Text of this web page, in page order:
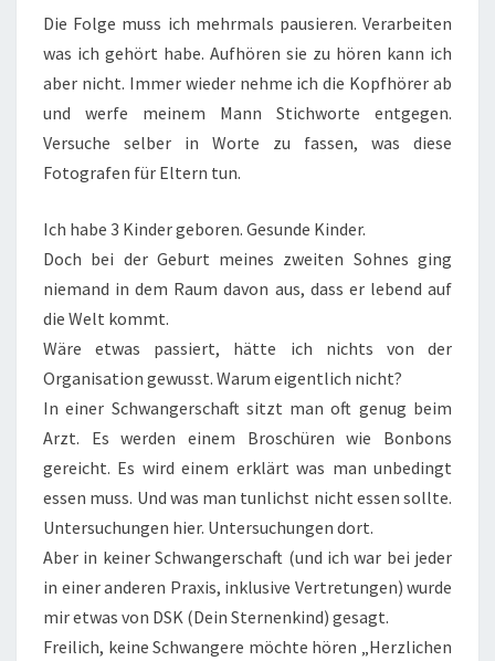
Die Folge muss ich mehrmals pausieren. Verarbeiten
was ich gehört habe. Aufhören sie zu hören kann ich
aber nicht. Immer wieder nehme ich die Kopfhörer ab
und werfe meinem Mann Stichworte entgegen.
Versuche selber in Worte zu fassen, was diese
Fotografen für Eltern tun.
Ich habe 3 Kinder geboren. Gesunde Kinder.
Doch bei der Geburt meines zweiten Sohnes ging
niemand in dem Raum davon aus, dass er lebend auf
die Welt kommt.
Wäre etwas passiert, hätte ich nichts von der
Organisation gewusst. Warum eigentlich nicht?
In einer Schwangerschaft sitzt man oft genug beim
Arzt. Es werden einem Broschüren wie Bonbons
gereicht. Es wird einem erklärt was man unbedingt
essen muss. Und was man tunlichst nicht essen sollte.
Untersuchungen hier. Untersuchungen dort.
Aber in keiner Schwangerschaft (und ich war bei jeder
in einer anderen Praxis, inklusive Vertretungen) wurde
mir etwas von DSK (Dein Sternenkind) gesagt.
Freilich, keine Schwangere möchte hören „Herzlichen